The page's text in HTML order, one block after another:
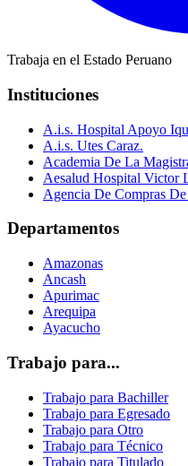
Trabaja en el Estado Peruano
Instituciones
A.i.s. Hospital Apoyo
A.i.s. Utes Caraz.
Academia De La
Aesalud Hospital Victor
Agencia De Compras
Departamentos
Amazonas
Ancash
Apurimac
Arequipa
Ayacucho
Trabajo para...
Trabajo para Bachiller
Trabajo para Egresado
Trabajo para Otro
Trabajo para Técnico
Trabajo para Titulado